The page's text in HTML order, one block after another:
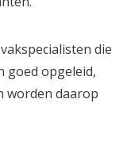
die
goed opgeleid,
worden daarop